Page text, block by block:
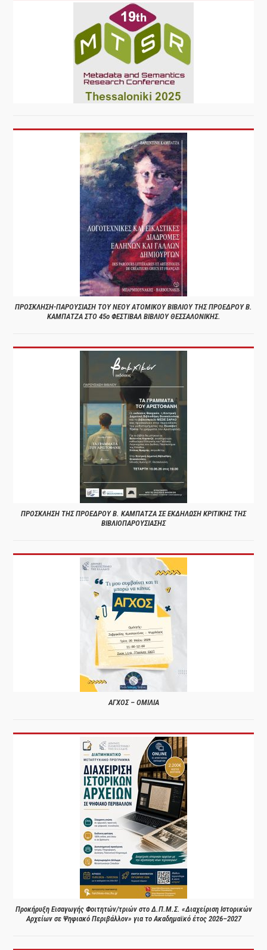
ΠΡΟΣΚΛΗΣΗ-ΠΑΡΟΥΣΙΑΣΗ ΤΟΥ ΝΕΟΥ ΑΤΟΜΙΚΟΥ ΒΙΒΛΙΟΥ ΤΗΣ ΠΡΟΕΔΡΟΥ Β.
ΚΑΜΠΑΤΖΑ ΣΤΟ 45ο ΦΕΣΤΙΒΑΛ ΒΙΒΛΙΟΥ ΘΕΣΣΑΛΟΝΙΚΗΣ.
ΠΡΟΣΚΛΗΣΗ ΤΗΣ ΠΡΟΕΔΡΟΥ Β. ΚΑΜΠΑΤΖΑ ΣΕ ΕΚΔΗΛΩΣΗ ΚΡΙΤΙΚΗΣ ΤΗΣ
ΒΙΒΛΙΟΠΑΡΟΥΣΙΑΣΗΣ
ΑΓΧΟΣ – ΟΜΙΛΙΑ
Προκήρυξη Εισαγωγής Φοιτητών/τριών στο Δ.Π.Μ.Σ. «Διαχείριση Ιστορικών
Αρχείων σε Ψηφιακό Περιβάλλον» για το Ακαδημαϊκό έτος 2026–2027